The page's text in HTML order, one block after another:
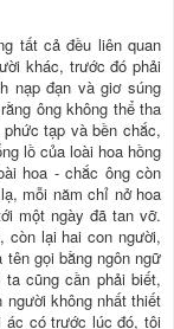
tất cả đều liên quan
khác, trước đó phải
nạp đạn và giơ súng
ông không thể tha
tạp và bền chắc,
lồ của loài hoa hồng
hoa - chắc ông còn
mỗi năm chỉ nở hoa
một ngày đã tan vỡ.
còn lại hai con người,
gọi bằng ngôn ngữ
cũng cần phải biết,
không nhất thiết
ác có trước lúc đó, tội